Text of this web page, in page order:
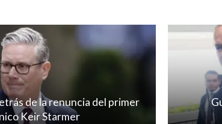
de la renuncia del primer
Keir Starmer